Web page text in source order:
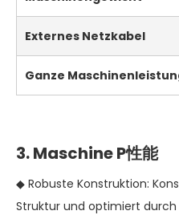
Externes Netzkabel
Ganze
3.MaschineP性能
◆ Robuste Konstruktion:
Struktur und optimiert